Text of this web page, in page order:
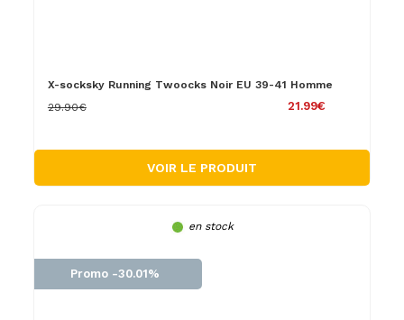
X-socksky Running Twoocks Noir EU 39-41 Homme
21.99€
29.90€
VOIR LE PRODUIT
en stock
Promo -30.01%